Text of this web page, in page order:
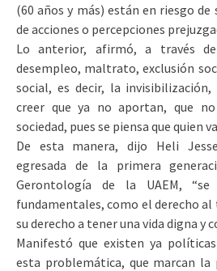
(60 años y más) están en riesgo de
de acciones o percepciones
Lo anterior, afirmó, a través
desempleo, maltrato, exclusión
social, es decir, la invisibilización,
creer que ya no aportan, que
sociedad, pues se piensa que quien
De esta manera, dijo Heli
egresada de la primera
Gerontología de la UAEM,
fundamentales, como el derecho al
su derecho a tener una vida digna y
Manifestó que existen ya
esta problemática, que marcan la